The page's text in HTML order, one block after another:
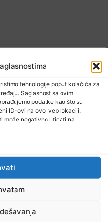
tehnologije poput kolačića za
Saglasnost sa ovim
podatke kao što su
ID-ovi na ovoj veb lokaciji.
može negativno uticati na
teško